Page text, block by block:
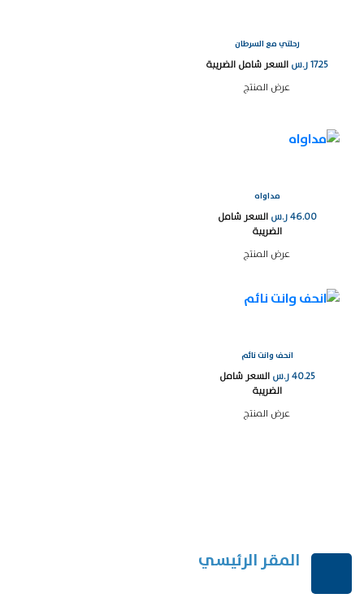
رحلتي مع السرطان
17.25ر.س السعر شامل الضريبة
عرض المنتج
مداواه
46.00 ر.س السعر شامل
الضريبة
عرض المنتج
انحف وانت نائم
40.25ر.س السعر شامل
الضريبة
عرض المنتج
المقر الرئيسي